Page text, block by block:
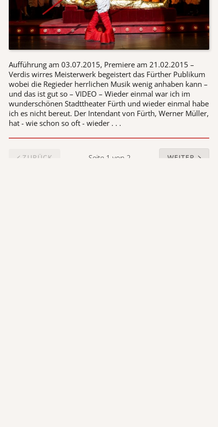
Aufführung am 03.07.2015, Premiere am 21.02.2015 –
Verdis wirres Meisterwerk begeistert das Fürther Publikum
wobei die Regieder herrlichen Musik wenig anhaben kann –
und das ist gut so – VIDEO – Wieder einmal war ich im
wunderschönen Stadttheater Fürth und wieder einmal habe
ich es nicht bereut. Der Intendant von Fürth, Werner Müller,
hat - wie schon so oft - wieder . . .
ZURÜCK Seite 1 von 2 WEITER